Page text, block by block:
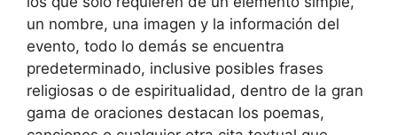
un nombre, una imagen y la información del
evento, todo lo demás se encuentra
predeterminado, inclusive posibles frases
religiosas o de espiritualidad, dentro de la gran
gama de oraciones destacan los poemas,